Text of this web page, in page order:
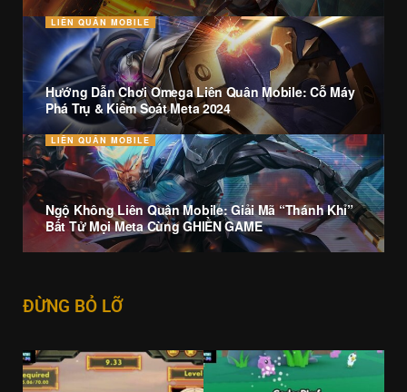
LIÊN QUÂN MOBILE
Hướng Dẫn Chơi Omega Liên Quân Mobile: Cỗ Máy
Phá Trụ & Kiểm Soát Meta 2024
LIÊN QUÂN MOBILE
Ngộ Không Liên Quân Mobile: Giải Mã “Thánh Khỉ”
Bất Tử Mọi Meta Cùng GHIỀN GAME
ĐỪNG BỎ LỠ